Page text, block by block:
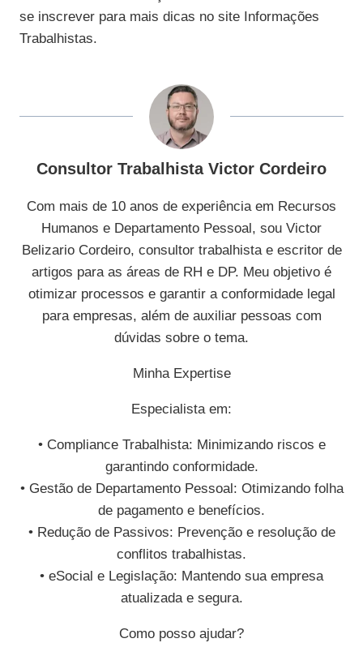
se inscrever para mais dicas no site Informações
Trabalhistas.
Consultor Trabalhista Victor Cordeiro
Com mais de 10 anos de experiência em Recursos
Humanos e Departamento Pessoal, sou Victor
Belizario Cordeiro, consultor trabalhista e escritor de
artigos para as áreas de RH e DP. Meu objetivo é
otimizar processos e garantir a conformidade legal
para empresas, além de auxiliar pessoas com
dúvidas sobre o tema.
Minha Expertise
Especialista em:
• Compliance Trabalhista: Minimizando riscos e
garantindo conformidade.
• Gestão de Departamento Pessoal: Otimizando folha
de pagamento e benefícios.
• Redução de Passivos: Prevenção e resolução de
conflitos trabalhistas.
• eSocial e Legislação: Mantendo sua empresa
atualizada e segura.
Como posso ajudar?